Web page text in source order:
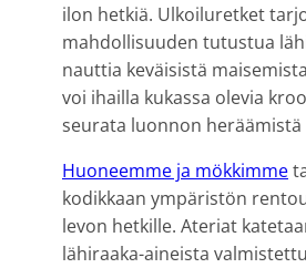
ilon hetkiä. Ulkoiluretket
mahdollisuuden tutustua
nauttia keväisistä
voi ihailla kukassa olevia
seurata luonnon
Huoneemme ja mökkimme
kodikkaan ympäristön
levon hetkille. Ateriat
lähiraaka-aineista